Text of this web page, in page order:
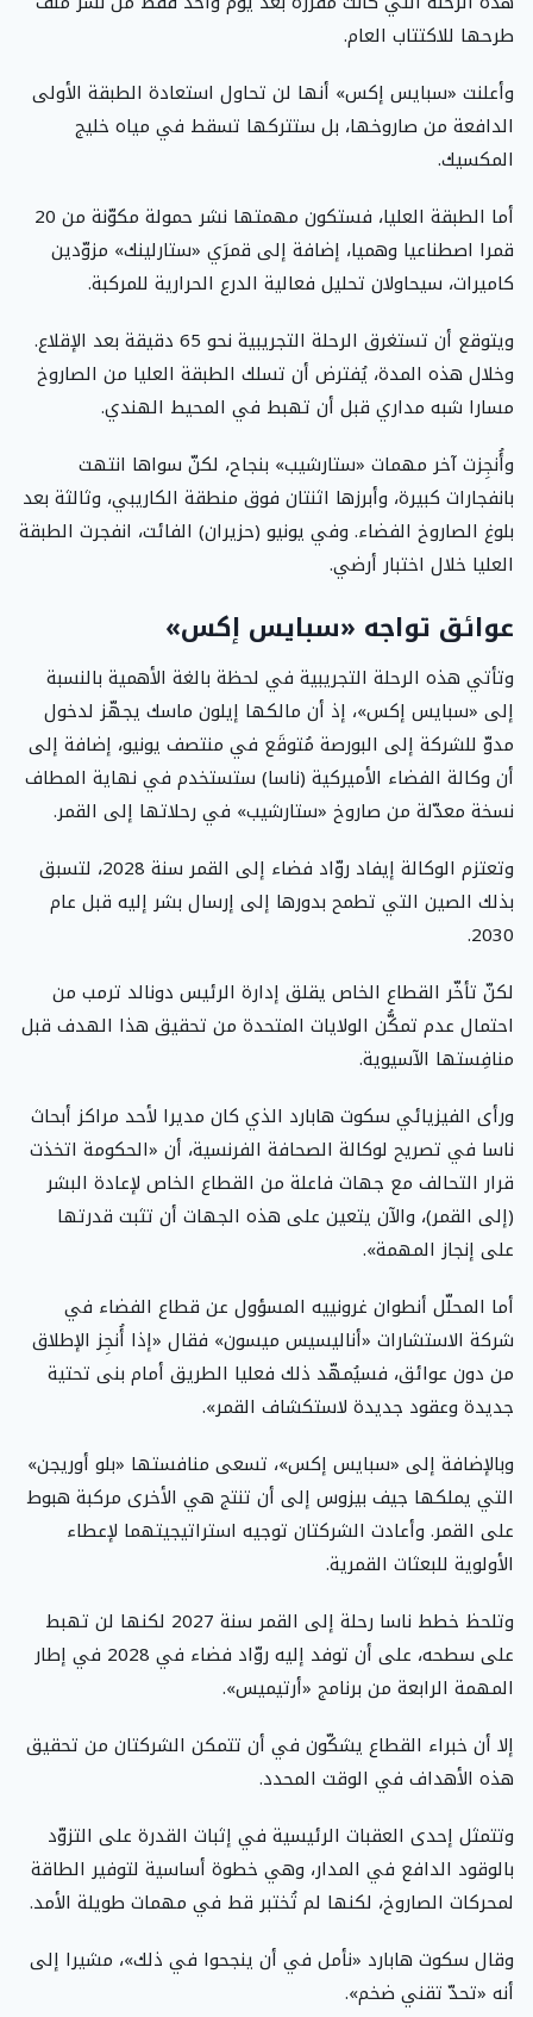
طرحها للاكتتاب العام.
وأعلنت «سبايس إكس» أنها لن تحاول استعادة الطبقة الأولى
الدافعة من صاروخها، بل ستتركها تسقط في مياه خليج
المكسيك.
أما الطبقة العليا، فستكون مهمتها نشر حمولة مكوّنة من 20
قمرا اصطناعيا وهميا، إضافة إلى قمرَي «ستارلينك» مزوّدين
كاميرات، سيحاولان تحليل فعالية الدرع الحرارية للمركبة.
ويتوقع أن تستغرق الرحلة التجريبية نحو 65 دقيقة بعد الإقلاع.
وخلال هذه المدة، يُفترض أن تسلك الطبقة العليا من الصاروخ
مسارا شبه مداري قبل أن تهبط في المحيط الهندي.
وأُنجِزت آخر مهمات «ستارشيب» بنجاح، لكنّ سواها انتهت
بانفجارات كبيرة، وأبرزها اثنتان فوق منطقة الكاريبي، وثالثة بعد
بلوغ الصاروخ الفضاء. وفي يونيو (حزيران) الفائت، انفجرت الطبقة
العليا خلال اختبار أرضي.
عوائق تواجه «سبايس إكس»
وتأتي هذه الرحلة التجريبية في لحظة بالغة الأهمية بالنسبة
إلى «سبايس إكس»، إذ أن مالكها إيلون ماسك يجهّز لدخول
مدوّ للشركة إلى البورصة مُتوقَع في منتصف يونيو، إضافة إلى
أن وكالة الفضاء الأميركية (ناسا) ستستخدم في نهاية المطاف
نسخة معدّلة من صاروخ «ستارشيب» في رحلاتها إلى القمر.
وتعتزم الوكالة إيفاد روّاد فضاء إلى القمر سنة 2028، لتسبق
بذلك الصين التي تطمح بدورها إلى إرسال بشر إليه قبل عام
2030.
لكنّ تأخّر القطاع الخاص يقلق إدارة الرئيس دونالد ترمب من
احتمال عدم تمكُّن الولايات المتحدة من تحقيق هذا الهدف قبل
منافِستها الآسيوية.
ورأى الفيزيائي سكوت هابارد الذي كان مديرا لأحد مراكز أبحاث
ناسا في تصريح لوكالة الصحافة الفرنسية، أن «الحكومة اتخذت
قرار التحالف مع جهات فاعلة من القطاع الخاص لإعادة البشر
(إلى القمر)، والآن يتعين على هذه الجهات أن تثبت قدرتها
على إنجاز المهمة».
أما المحلّل أنطوان غرونييه المسؤول عن قطاع الفضاء في
شركة الاستشارات «أناليسيس ميسون» فقال «إذا أُنجِز الإطلاق
من دون عوائق، فسيُمهّد ذلك فعليا الطريق أمام بنى تحتية
جديدة وعقود جديدة لاستكشاف القمر».
وبالإضافة إلى «سبايس إكس»، تسعى منافستها «بلو أوريجن»
التي يملكها جيف بيزوس إلى أن تنتج هي الأخرى مركبة هبوط
على القمر. وأعادت الشركتان توجيه استراتيجيتهما لإعطاء
الأولوية للبعثات القمرية.
وتلحظ خطط ناسا رحلة إلى القمر سنة 2027 لكنها لن تهبط
على سطحه، على أن توفد إليه روّاد فضاء في 2028 في إطار
المهمة الرابعة من برنامج «أرتيميس».
إلا أن خبراء القطاع يشكّون في أن تتمكن الشركتان من تحقيق
هذه الأهداف في الوقت المحدد.
وتتمثل إحدى العقبات الرئيسية في إثبات القدرة على التزوّد
بالوقود الدافع في المدار، وهي خطوة أساسية لتوفير الطاقة
لمحركات الصاروخ، لكنها لم تُختبر قط في مهمات طويلة الأمد.
وقال سكوت هابارد «نأمل في أن ينجحوا في ذلك»، مشيرا إلى
أنه «تحدّ تقني ضخم».